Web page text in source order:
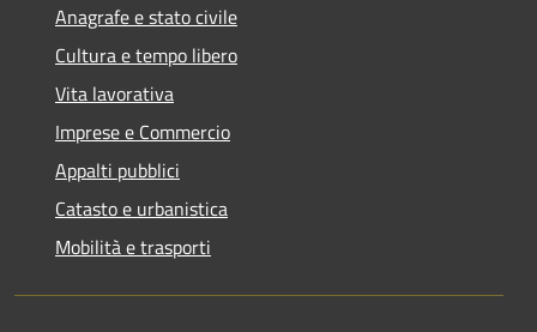
Anagrafe e stato civile
Cultura e tempo libero
Vita lavorativa
Imprese e Commercio
Appalti pubblici
Catasto e urbanistica
Mobilità e trasporti